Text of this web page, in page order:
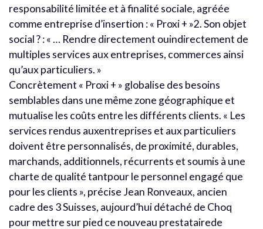
responsabilité limitée et à finalité sociale, agréée
comme entreprise d’insertion : « Proxi + »2. Son objet
social ? : « … Rendre directement ouindirectement de
multiples services aux entreprises, commerces ainsi
qu’aux particuliers. »
Concrètement « Proxi + » globalise des besoins
semblables dans une même zone géographique et
mutualise les coûts entre les différents clients. « Les
services rendus auxentreprises et aux particuliers
doivent être personnalisés, de proximité, durables,
marchands, additionnels, récurrents et soumis à une
charte de qualité tantpour le personnel engagé que
pour les clients », précise Jean Ronveaux, ancien
cadre des 3 Suisses, aujourd’hui détaché de Choq
pour mettre sur pied ce nouveau prestatairede